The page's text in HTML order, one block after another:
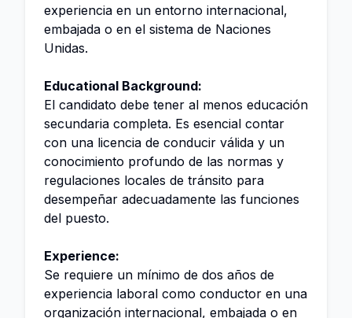
experiencia en un entorno internacional,
embajada o en el sistema de Naciones
Unidas.
Educational Background:
El candidato debe tener al menos educación
secundaria completa. Es esencial contar
con una licencia de conducir válida y un
conocimiento profundo de las normas y
regulaciones locales de tránsito para
desempeñar adecuadamente las funciones
del puesto.
Experience:
Se requiere un mínimo de dos años de
experiencia laboral como conductor en una
organización internacional, embajada o en